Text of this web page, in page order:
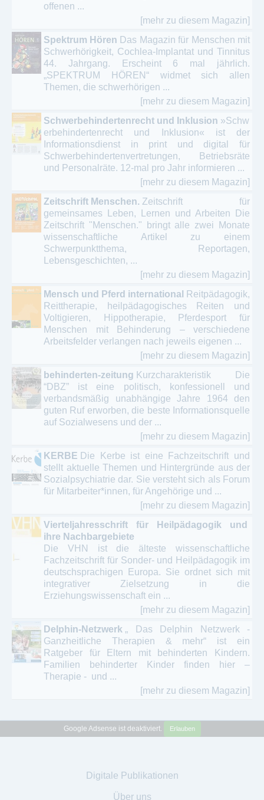
offenen ...
[mehr zu diesem Magazin]
Spektrum Hören Das Magazin für Menschen mit
Schwerhörigkeit, Cochlea-Implantat und Tinnitus
44. Jahrgang. Erscheint 6 mal jährlich.
„SPEKTRUM HÖREN“ widmet sich allen
Themen, die schwerhörigen ...
[mehr zu diesem Magazin]
Schwerbehindertenrecht und Inklusion »Schw
erbehindertenrecht und Inklusion« ist der
Informationsdienst in print und digital für
Schwerbehindertenvertretungen, Betriebsräte
und Personalräte. 12-mal pro Jahr informieren ...
[mehr zu diesem Magazin]
Zeitschrift Menschen. Zeitschrift für
gemeinsames Leben, Lernen und Arbeiten Die
Zeitschrift "Menschen." bringt alle zwei Monate
wissenschaftliche Artikel zu einem
Schwerpunktthema, Reportagen,
Lebensgeschichten, ...
[mehr zu diesem Magazin]
Mensch und Pferd international
Reitpädagogik,
Reittherapie, heilpädagogisches Reiten und
Voltigieren, Hippotherapie, Pferdesport für
Menschen mit Behinderung – verschiedene
Arbeitsfelder verlangen nach jeweils eigenen ...
[mehr zu diesem Magazin]
behinderten-zeitung Kurzcharakteristik Die
“DBZ” ist eine politisch, konfessionell und
verbandsmäßig unabhängige Jahre 1964 den
guten Ruf erworben, die beste Informationsquelle
auf Sozialwesens und der ...
[mehr zu diesem Magazin]
KERBE Die Kerbe ist eine Fachzeitschrift und
stellt aktuelle Themen und Hintergründe aus der
Sozialpsychiatrie dar. Sie versteht sich als Forum
für Mitarbeiter*innen, für Angehörige und ...
[mehr zu diesem Magazin]
Vierteljahresschrift für Heilpädagogik und
ihre Nachbargebiete
Die VHN ist die älteste wissenschaftliche
Fachzeitschrift für Sonder- und Heilpädagogik im
deutschsprachigen Europa. Sie ordnet sich mit
integrativer Zielsetzung in die
Erziehungswissenschaft ein ...
[mehr zu diesem Magazin]
Delphin-Netzwerk „ Das Delphin Netzwerk -
Ganzheitliche Therapien & mehr“ ist ein
Ratgeber für Eltern mit behinderten Kindern.
Familien behinderter Kinder finden hier –
Therapie - und ...
[mehr zu diesem Magazin]
Google Adsense ist deaktiviert. Erlauben
Digitale Publikationen
Über uns